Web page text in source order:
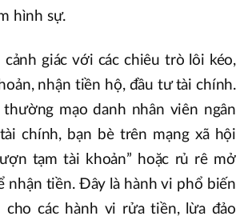
hình sự.
cảnh giác với các chiêu trò lôi kéo,
nhận tiền hộ, đầu tư tài chính.
mạo danh nhân viên ngân
chính, bạn bè trên mạng xã hội
tạm tài khoản” hoặc rủ rê mở
nhận tiền. Đây là hành vi phổ biến
cho các hành vi rửa tiền, lừa đảo